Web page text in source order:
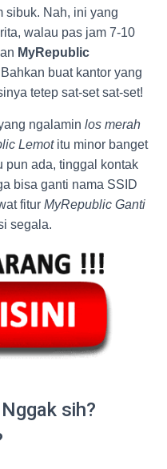
sibuk. Nah, ini yang
walau pas jam 7-10
MyRepublic
buat kantor yang
tetep sat-set sat-set!
ngalamin los merah
Lemotitu minor banget
pun ada, tinggal kontak
bisa ganti nama SSID
fitur MyRepublic Ganti
segala.
sih?